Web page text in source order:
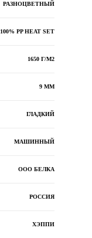
РАЗНОЦВЕТНЫЙ
100% PP HEAT SET
1650 Г/М2
9 ММ
ГЛАДКИЙ
МАШИННЫЙ
ООО БЕЛКА
РОССИЯ
ХЭППИ